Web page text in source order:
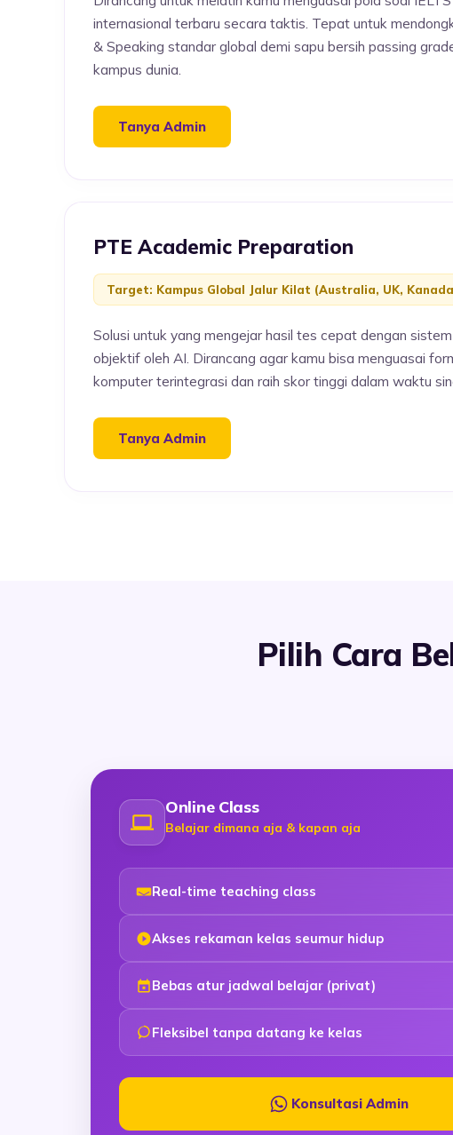
internasional terbaru secara taktis. Tepat untuk
& Speaking standar global demi sapu bersih passing
kampus dunia.
Tanya Admin
PTE Academic Preparation
Target: Kampus Global Jalur Kilat (Australia, UK,
Solusi untuk yang mengejar hasil tes cepat dengan
objektif oleh AI. Dirancang agar kamu bisa menguasai
komputer terintegrasi dan raih skor tinggi dalam waktu
Tanya Admin
Pilih Cara
Online Class
Belajar dimana aja & kapan aja
Real-time teaching class
Akses rekaman kelas seumur hidup
Bebas atur jadwal belajar (privat)
Fleksibel tanpa datang ke kelas
Konsultasi Admin